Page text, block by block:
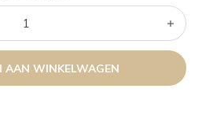
AAN WINKELWAGEN